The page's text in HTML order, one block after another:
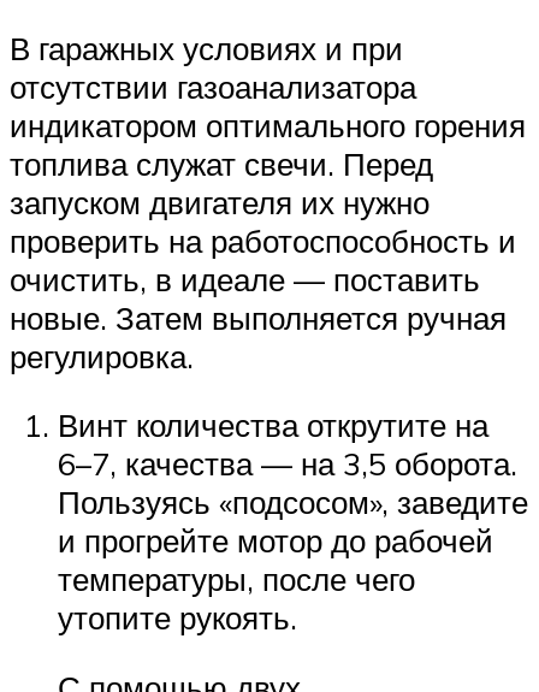
В гаражных условиях и при
отсутствии газоанализатора
индикатором оптимального горения
топлива служат свечи. Перед
запуском двигателя их нужно
проверить на работоспособность и
очистить, в идеале — поставить
новые. Затем выполняется ручная
регулировка.
Винт количества открутите на
6–7, качества — на 3,5 оборота.
Пользуясь «подсосом», заведите
и прогрейте мотор до рабочей
температуры, после чего
утопите рукоять.